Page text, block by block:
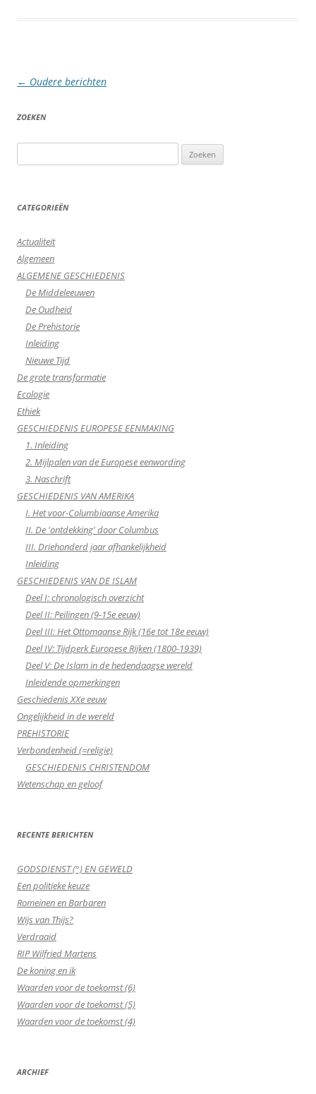
Berichtnavigatie
← Oudere berichten
ZOEKEN
naar:
CATEGORIEËN
Actualiteit
Algemeen
ALGEMENE GESCHIEDENIS
De Middeleeuwen
De Oudheid
De Prehistorie
Inleiding
Nieuwe Tijd
De grote transformatie
Ecologie
Ethiek
GESCHIEDENIS EUROPESE EENMAKING
1. Inleiding
2. Mijlpalen van de Europese eenwording
3. Naschrift
GESCHIEDENIS VAN AMERIKA
I. Het voor-Columbiaanse Amerika
II. De 'ontdekking' door Columbus
III. Driehonderd jaar afhankelijkheid
Inleiding
GESCHIEDENIS VAN DE ISLAM
Deel I: chronologisch overzicht
Deel II: Peilingen (9-15e eeuw)
Deel III: Het Ottomaanse Rijk (16e tot 18e eeuw)
Deel IV: Tijdperk Europese Rijken (1800-1939)
Deel V: De Islam in de hedendaagse wereld
Inleidende opmerkingen
Geschiedenis XXe eeuw
Ongelijkheid in de wereld
PREHISTORIE
Verbondenheid (=religie)
GESCHIEDENIS CHRISTENDOM
Wetenschap en geloof
RECENTE BERICHTEN
GODSDIENST (°) EN GEWELD
Een politieke keuze
Romeinen en Barbaren
Wijs van Thijs?
Verdraaid
RIP Wilfried Martens
De koning en ik
Waarden voor de toekomst (6)
Waarden voor de toekomst (5)
Waarden voor de toekomst (4)
ARCHIEF